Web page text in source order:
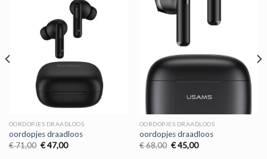
OORDOPJES DRAADLOOS
oordopjes draadloos
€71,00 Oorspronkelijke
€47,00Huidige
OORDOPJES DRAADLOOS
oordopjes draadloos
€68,00 Oorspronkelijke
€45,00Huidige